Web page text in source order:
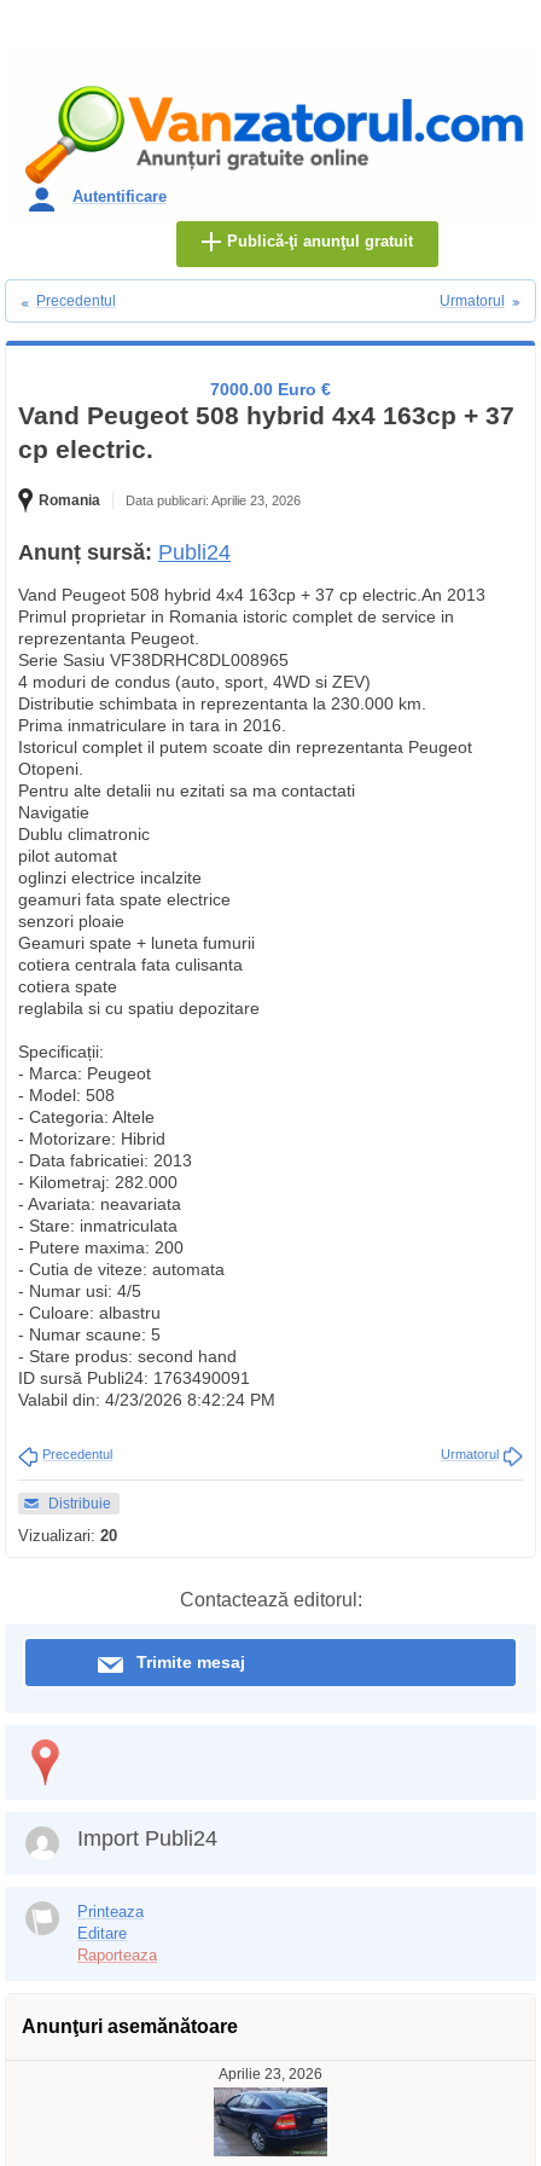
Autentificare
Publică-ţi anunţul gratuit
Precedentul Urmatorul
7000.00 Euro €
Vand Peugeot 508 hybrid 4x4 163cp + 37
cp electric.
Romania Data publicari: Aprilie 23, 2026
Anunț sursă: Publi24
Vand Peugeot 508 hybrid 4x4 163cp + 37 cp electric.An 2013
Primul proprietar in Romania istoric complet de service in
reprezentanta Peugeot.
Serie Sasiu VF38DRHC8DL008965
4 moduri de condus (auto, sport, 4WD si ZEV)
Distributie schimbata in reprezentanta la 230.000 km.
Prima inmatriculare in tara in 2016.
Istoricul complet il putem scoate din reprezentanta Peugeot
Otopeni.
Pentru alte detalii nu ezitati sa ma contactati
Navigatie
Dublu climatronic
pilot automat
oglinzi electrice incalzite
geamuri fata spate electrice
senzori ploaie
Geamuri spate + luneta fumurii
cotiera centrala fata culisanta
cotiera spate
reglabila si cu spatiu depozitare
Specificații:
- Marca: Peugeot
- Model: 508
- Categoria: Altele
- Motorizare: Hibrid
- Data fabricatiei: 2013
- Kilometraj: 282.000
- Avariata: neavariata
- Stare: inmatriculata
- Putere maxima: 200
- Cutia de viteze: automata
- Numar usi: 4/5
- Culoare: albastru
- Numar scaune: 5
- Stare produs: second hand
ID sursă Publi24: 1763490091
Valabil din: 4/23/2026 8:42:24 PM
Precedentul Urmatorul
Distribuie
Vizualizari: 20
Contactează editorul:
Trimite mesaj
Import Publi24
Printeaza
Editare
Raporteaza
Anunţuri asemănătoare
Aprilie 23, 2026